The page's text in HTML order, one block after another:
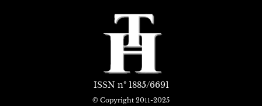
ISSN nº 1885/6691
© Copyright 2011-2025